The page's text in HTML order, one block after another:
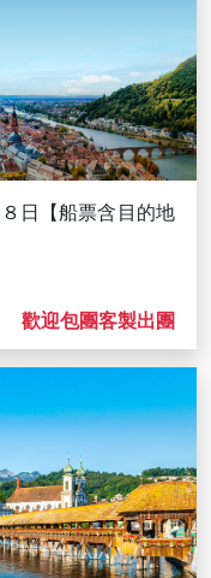
日【船票含目的地
歡迎包團客製出團